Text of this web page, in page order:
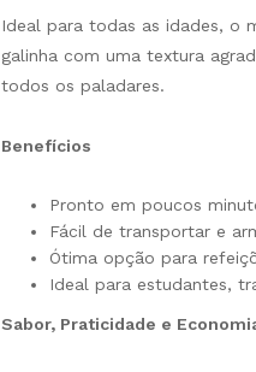
Ideal para todas as idades, o
galinha com uma textura
todos os paladares.
Benefícios
Pronto em poucos
Fácil de transportar e
Ótima opção para
Ideal para estudantes,
Sabor, Praticidade e